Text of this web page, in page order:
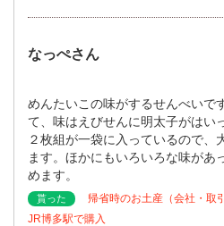
なっぺさん
めんたいこの味がするせんべいで
て、味はえびせんに明太子がはい
２枚組が一袋に入っているので、
ます。ほかにもいろいろな味があ
めます。
貰った 帰省時のお土産（会社・取
JR博多駅で購入